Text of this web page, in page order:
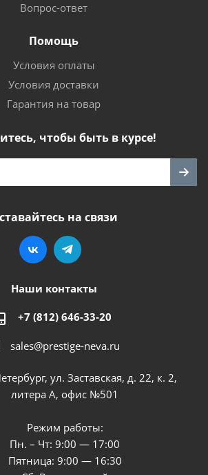
Вопрос-ответ
Помощь
Условия оплаты
Условия доставки
Гарантия на товар
чтобы быть в курсе!
на связи
Наши контакты
+7 (812) 646-33-20
sales@prestige-neva.ru
ул. Заставская, д. 22, к. 2,
литера А, офис №501
Режим работы:
Пн. – Чт: 9:00 — 17:00
Пятница: 9:00 — 16:30